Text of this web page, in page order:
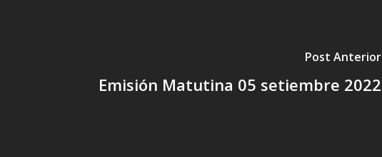
Post Anterior
Emisión Matutina 05 setiembre 2022